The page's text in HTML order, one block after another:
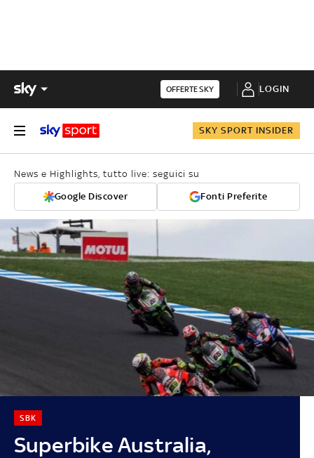
OFFERTE SKY LOGIN
SKY SPORT INSIDER
News e Highlights, tutto live: seguici su
Google Discover Fonti Preferite
Superbike Australia,
SBK